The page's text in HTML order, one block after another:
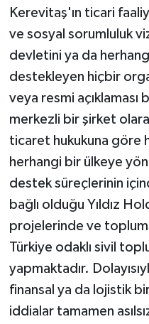
Kerevitaş'ın ticari
ve sosyal sorumluluk
devletini ya da
destekleyen hiçbir
veya resmi açıklaması
merkezli bir şirket
ticaret hukukuna göre
herhangi bir ülkeye
destek süreçlerinin
bağlı olduğu Yıldız
projelerinde ve
Türkiye odaklı sivil
yapmaktadır.
finansal ya da lojistik
iddialar tamamen